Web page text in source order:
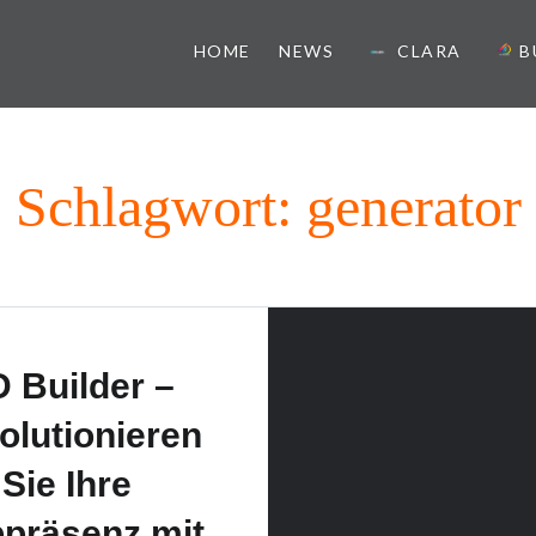
HOME NEWS CLARA
Schlagwort: generator
Builder –
Sie Ihre